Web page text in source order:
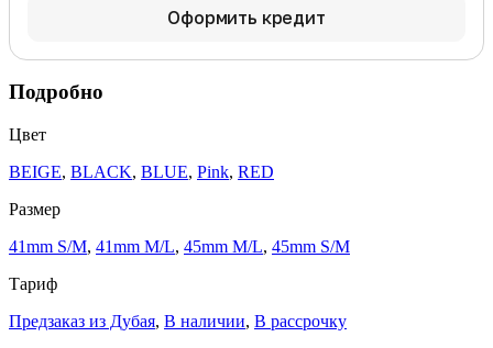
Оформить кредит
Подробно
Цвет
BEIGE, BLACK, BLUE, Pink, RED
Размер
41mm S/M, 41mm M/L, 45mm M/L, 45mm S/M
Тариф
Предзаказ из Дубая, В наличии, В рассрочку